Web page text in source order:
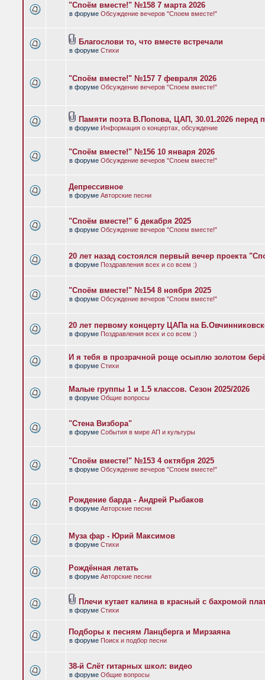
"Споём вместе!" №158 7 марта 2026
в форуме Обсуждение вечеров "Споем вместе!"
Благослови то, что вместе встречали
в форуме Стихи
"Споём вместе!" №157 7 февраля 2026
в форуме Обсуждение вечеров "Споем вместе!"
Памяти поэта В.Попова, ЦАП, 30.01.2026 перед
в форуме Информация о концертах, обсуждение
"Споём вместе!" №156 10 января 2026
в форуме Обсуждение вечеров "Споем вместе!"
Депрессивное
в форуме Авторские песни
"Споём вместе!" 6 декабря 2025
в форуме Обсуждение вечеров "Споем вместе!"
20 лет назад состоялся первый вечер проекта
в форуме Поздравления всех и со всем :)
"Споём вместе!" №154 8 ноября 2025
в форуме Обсуждение вечеров "Споем вместе!"
20 лет первому концерту ЦАПа на
в форуме Поздравления всех и со всем :)
И я тебя в прозрачной роще осыплю золотом
в форуме Стихи
Малые группы 1 и 1.5 классов. Сезон 2025/2026
в форуме Общие вопросы
"Стена Визбора"
в форуме События в мире АП и культуры
"Споём вместе!" №153 4 октября 2025
в форуме Обсуждение вечеров "Споем вместе!"
Рождение барда - Андрей Рыбаков
в форуме Авторские песни
Муза фар - Юрий Максимов
в форуме Стихи
Рождённая летать
в форуме Авторские песни
Плечи кутает калина в красный с бахромой
в форуме Стихи
Подборы к песням Ланцберга и Мирзаяна
в форуме Поиск и подбор песни
38-й Слёт гитарных школ: видео
в форуме Общие вопросы